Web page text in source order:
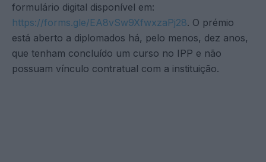
formulário digital disponível em:
https://forms.gle/EA8vSw9XfwxzaPj28. O prémio
está aberto a diplomados há, pelo menos, dez anos,
que tenham concluído um curso no IPP e não
possuam vínculo contratual com a instituição.